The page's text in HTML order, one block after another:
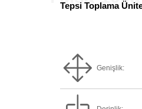
Tepsi Toplama
Genişlik: